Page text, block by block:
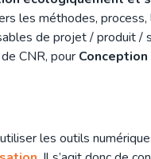
les méthodes,
de projet / produit /
CNR, pour
les outils